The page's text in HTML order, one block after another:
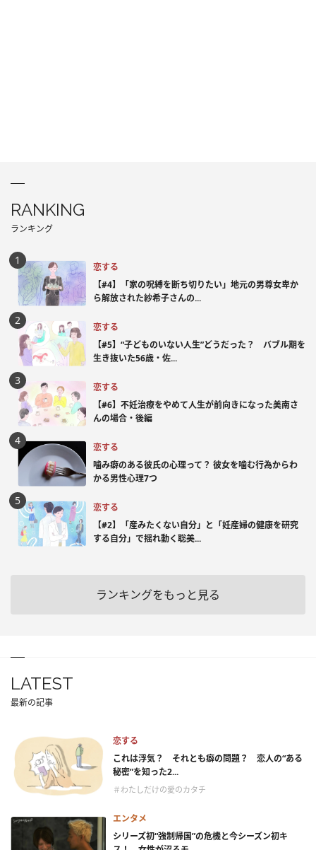
RANKING
ランキング
恋する
【#4】「家の呪縛を断ち切りたい」地元の男尊女卑か
ら解放された紗希子さんの...
恋する
【#5】“子どものいない人生”どうだった？ バブル期を
生き抜いた56歳・佐...
恋する
【#6】不妊治療をやめて人生が前向きになった美南さ
んの場合・後編
恋する
噛み癖のある彼氏の心理って？ 彼女を噛む行為からわ
かる男性心理7つ
恋する
【#2】「産みたくない自分」と「妊産婦の健康を研究
する自分」で揺れ動く聡美...
ランキングをもっと見る
LATEST
最新の記事
恋する
これは浮気？ それとも癖の問題？ 恋人の“ある
秘密”を知った2...
＃わたしだけの愛のカタチ
エンタメ
シリーズ初“強制帰国”の危機と今シーズン初キ